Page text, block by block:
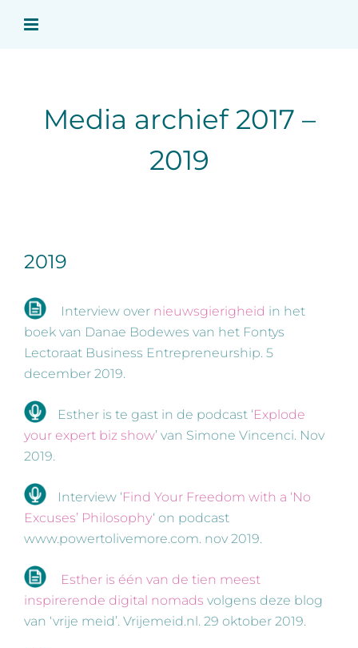
naar
Media archief 2017 –
2019
2019
Interview over nieuwsgierigheid in het
boek van Danae Bodewes van het Fontys
Lectoraat Business Entrepreneurship. 5
december 2019.
Esther is te gast in de podcast ‘Explode
your expert biz show’ van Simone Vincenci. Nov
2019.
Interview ‘Find Your Freedom with a ‘No
Excuses’ Philosophy‘ on podcast
www.powertolivemore.com. nov 2019.
Esther is één van de tien meest
inspirerende digital nomads volgens deze blog
van ‘vrije meid’. Vrijemeid.nl. 29 oktober 2019.